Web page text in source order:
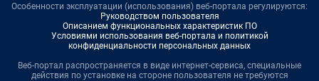
Особенности эксплуатации (использования) веб-портала регулируются:
Руководством пользователя
Описанием функциональных характеристик ПО
Условиями использования веб-портала и политикой
конфиденциальности персональных данных
Веб-портал распространяется в виде интернет-сервиса, специальные
действия по установке на стороне пользователя не требуются